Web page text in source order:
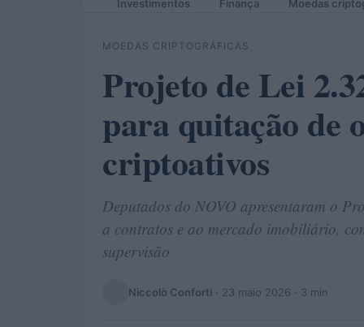
Investimentos Finança Moedas
MOEDAS CRIPTOGRÁFICAS
Projeto de Lei
para quitação de
criptoativos
Deputados do NOVO apresentaram o
a contratos e ao mercado imobiliário,
supervisão
Niccolò Conforti · 23 maio 2026 · 3 min